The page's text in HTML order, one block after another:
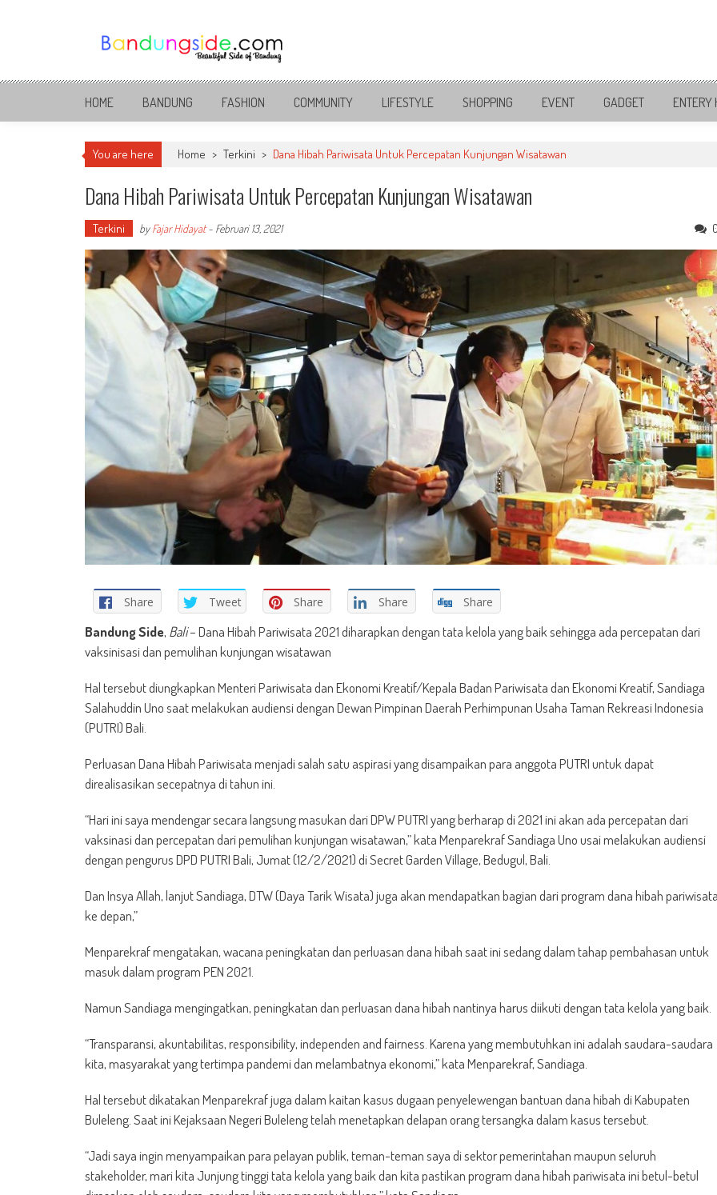
Bandung Side
Sisi Cantik Bandung
HOME BANDUNG FASHION COMMUNITY LIFESTYLE SHOPPING EVENT GADGET ENTERY
You are here Home > Terkini > Dana Hibah Pariwisata Untuk Percepatan Kunjungan Wisatawan
Dana Hibah Pariwisata Untuk Percepatan Kunjungan Wisatawan
Terkini byFajar Hidayat- Februari 13, 2021
Share Tweet Share Share Share
Bandung Side, Bali– Dana Hibah Pariwisata 2021 diharapkan dengan tata kelola yang baik sehingga ada percepatan dari
vaksinisasi dan pemulihan kunjungan wisatawan
Hal tersebut diungkapkan Menteri Pariwisata dan Ekonomi Kreatif/Kepala Badan Pariwisata dan Ekonomi Kreatif, Sandiaga
Salahuddin Uno saat melakukan audiensi dengan Dewan Pimpinan Daerah Perhimpunan Usaha Taman Rekreasi Indonesia
(PUTRI) Bali.
Perluasan Dana Hibah Pariwisata menjadi salah satu aspirasi yang disampaikan para anggota PUTRI untuk dapat
direalisasikan secepatnya di tahun ini.
“Hari ini saya mendengar secara langsung masukan dari DPW PUTRI yang berharap di 2021 ini akan ada percepatan dari
vaksinasi dan percepatan dari pemulihan kunjungan wisatawan,” kata Menparekraf Sandiaga Uno usai melakukan audiensi
dengan pengurus DPD PUTRI Bali, Jumat (12/2/2021) di Secret Garden Village, Bedugul, Bali.
Dan Insya Allah, lanjut Sandiaga, DTW (Daya Tarik Wisata) juga akan mendapatkan bagian dari program dana hibah
ke depan,”
Menparekraf mengatakan, wacana peningkatan dan perluasan dana hibah saat ini sedang dalam tahap pembahasan untuk
masuk dalam program PEN 2021.
Namun Sandiaga mengingatkan, peningkatan dan perluasan dana hibah nantinya harus diikuti dengan tata kelola yang baik.
“Transparansi, akuntabilitas, responsibility, independen and fairness. Karena yang membutuhkan ini adalah saudara-saudara
kita, masyarakat yang tertimpa pandemi dan melambatnya ekonomi,” kata Menparekraf, Sandiaga.
Hal tersebut dikatakan Menparekraf juga dalam kaitan kasus dugaan penyelewengan bantuan dana hibah di Kabupaten
Buleleng. Saat ini Kejaksaan Negeri Buleleng telah menetapkan delapan orang tersangka dalam kasus tersebut.
“Jadi saya ingin menyampaikan para pelayan publik, teman-teman saya di sektor pemerintahan maupun seluruh
stakeholder, mari kita Junjung tinggi tata kelola yang baik dan kita pastikan program dana hibah pariwisata ini betul-betul